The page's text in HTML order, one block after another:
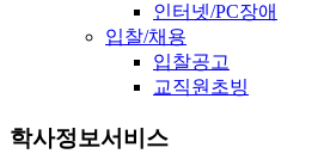
인터넷/PC장애
입찰/채용
입찰공고
교직원초빙
학사정보서비스